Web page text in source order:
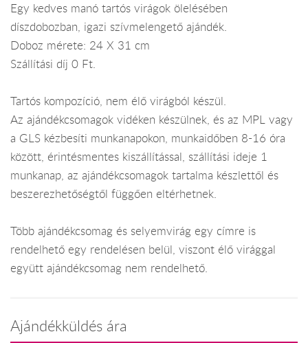
Egy kedves manó tartós virágok ölelésében
díszdobozban, igazi szívmelengető ajándék.
Doboz mérete: 24 X 31 cm
Szállítási díj 0 Ft.
Tartós kompozíció, nem élő virágból készül.
Az ajándékcsomagok vidéken készülnek, és az MPL vagy
a GLS kézbesíti munkanapokon, munkaidőben 8-16 óra
között, érintésmentes kiszállítással, szállítási ideje 1
munkanap, az ajándékcsomagok tartalma készlettől és
beszerezhetőségtől függően eltérhetnek.
Több ajándékcsomag és selyemvirág egy címre is
rendelhető egy rendelésen belül, viszont élő virággal
együtt ajándékcsomag nem rendelhető.
Ajándékküldés ára